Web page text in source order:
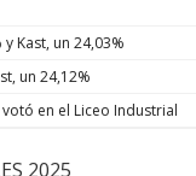
Kast, un 24,03%
un 24,12%
en el Liceo Industrial
2025